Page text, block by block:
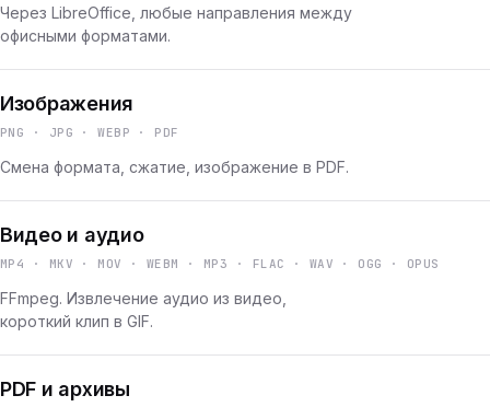
Через LibreOffice, любые направления между
офисными форматами.
Изображения
PNG · JPG · WEBP · PDF
Смена формата, сжатие, изображение в PDF.
Видео и аудио
MP4 · MKV · MOV · WEBM · MP3 · FLAC · WAV · OGG · OPUS
FFmpeg. Извлечение аудио из видео,
короткий клип в GIF.
PDF и архивы